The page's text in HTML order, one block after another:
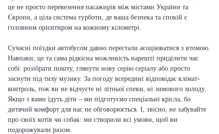
це не просто перевезення пасажирів між містами України та
Європи, а ціла система турботи, де ваша безпека та спокій є
головним орієнтиром на кожному кілометрі.
Сучасні поїздки автобусом давно перестали асоціюватися з втомою.
Навпаки, це та сама рідкісна можливість нарешті приділити час
собі: розібрати пошту, глянути нову серію серіалу або просто
заснути під тиху музику. За погоду всередині відповідає клімат-
контроль, тож ви не відчуєте ні літньої спеки, ні зимового холоду.
Якщо з вами їдуть діти – ми підготуємо спеціальні крісла, бо
дитячий комфорт для нас не обговорюється. І, звісно, не забувайте
про своїх котів чи собак: ми створили всі умови, щоб ви
подорожували разом.